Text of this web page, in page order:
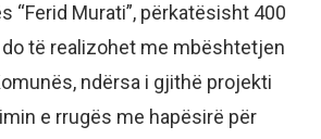
“Ferid Murati”, përkatësisht 400
të realizohet me mbështetjen
ndërsa i gjithë projekti
e rrugës me hapësirë për